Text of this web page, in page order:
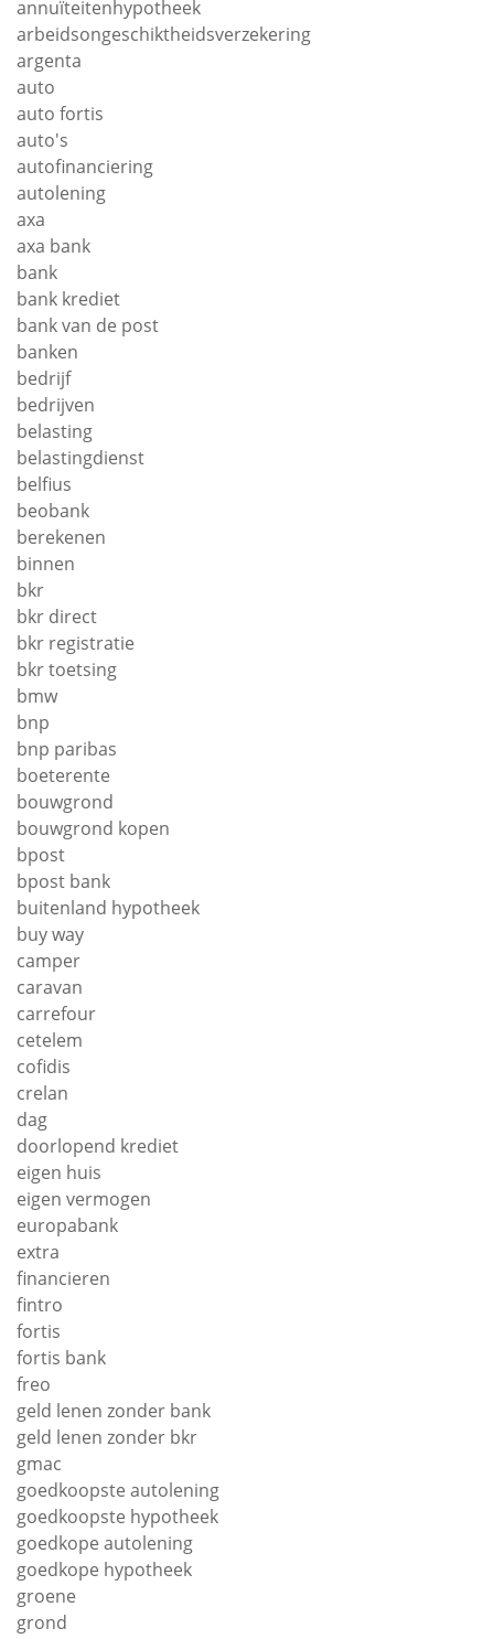
annuïteitenhypotheek
arbeidsongeschiktheidsverzekering
argenta
auto
auto fortis
auto's
autofinanciering
autolening
axa
axa bank
bank
bank krediet
bank van de post
banken
bedrijf
bedrijven
belasting
belastingdienst
belfius
beobank
berekenen
binnen
bkr
bkr direct
bkr registratie
bkr toetsing
bmw
bnp
bnp paribas
boeterente
bouwgrond
bouwgrond kopen
bpost
bpost bank
buitenland hypotheek
buy way
camper
caravan
carrefour
cetelem
cofidis
crelan
dag
doorlopend krediet
eigen huis
eigen vermogen
europabank
extra
financieren
fintro
fortis
fortis bank
freo
geld lenen zonder bank
geld lenen zonder bkr
gmac
goedkoopste autolening
goedkoopste hypotheek
goedkope autolening
goedkope hypotheek
groene
grond